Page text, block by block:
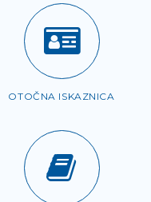
OTOČNA ISKAZNICA